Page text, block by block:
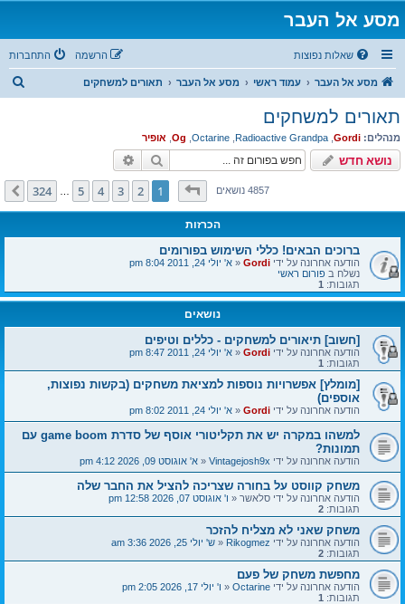
מסע אל העבר
שאלות נפוצות התחברות הרשמה
מסע אל העבר עמוד ראשי מסע אל העבר תאורים למשחקים
ח
תאורים למשחקים
מנהלים: Gordi
,
Radioactive Grandpa
,
Octarine
,
Og
, אופיר
נושא חדש חיפוש
4857 נושאיםדף1מתוך 324
1
2
3
4
5
324 הבא
הכרזות
ברוכים הבאים! כללי השימוש בפורומים
הודעה אחרונה על ידי Gordi
«א' יולי 24, 2011 8:04 pm
נשלח בפורום ראשי
תגובות: 1
נושאים
[חשוב] תיאורים למשחקים - כללים וטיפים
הודעה אחרונה על ידי Gordi
«א' יולי 24, 2011 8:47 pm
תגובות: 1
[מומלץ] אפשרויות נוספות למציאת משחקים (בקשות נפוצות,
אוספים)
הודעה אחרונה על ידי Gordi
«א' יולי 24, 2011 8:02 pm
למשהו במקרה יש את תקליטורי אוסף של סדרת game boom עם
תמונות?
הודעה אחרונה על ידי Vintagejosh9x
«א' אוגוסט 09, 2026 4:12 pm
משחק קווסט על בחורה שצריכה להציל את החבר שלה
הודעה אחרונה על ידי סלאשר«ו' אוגוסט 07, 2026 12:58 pm
תגובות: 2
משחק שאני לא מצליח להזכר
הודעה אחרונה על ידי Rikogmez
«ש' יולי 25, 2026 3:36 am
תגובות: 2
מחפשת משחק של פעם
הודעה אחרונה על ידי Octarine
«ו' יולי 17, 2026 2:05 pm
תגובות: 1